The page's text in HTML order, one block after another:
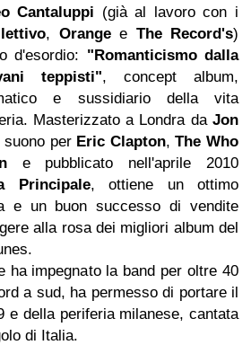
Cantaluppi (già al lavoro con i
, Orangee The Record's)
d'esordio: "Romanticismo dalla
teppisti", concept album,
e sussidiario della vita
Masterizzato a Londra da Jon
suono per Eric Clapton,The Who
e pubblicato nell'aprile 2010
Principale, ottiene un ottimo
e un buon successo di vendite
alla rosa dei migliori album del
ha impegnato la band per oltre 40
a sud, ha permesso di portare il
e della periferia milanese, cantata
di Italia.